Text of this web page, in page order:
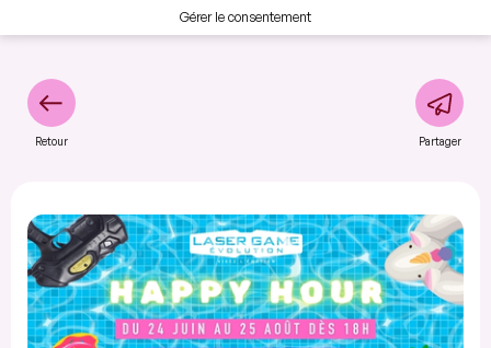
Gérer le consentement
Retour Partager